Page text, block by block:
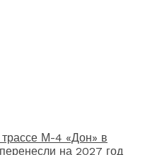
М-4 «Дон» в
на 2027 год